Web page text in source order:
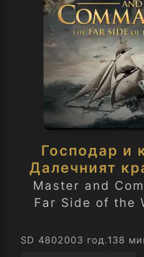
Господар и
Далечният
Master and
Far Side of the
SD 4802003 год.138